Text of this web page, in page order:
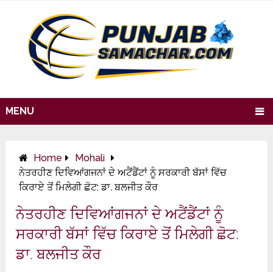
MENU
Home
Mohali
ਨੇਤਰਹੀਣ ਦਿਵਿਆਂਗਜਨਾਂ ਦੇ ਅਟੈਂਡੈਂਟਾਂ ਨੂੰ ਸਰਕਾਰੀ ਬੱਸਾਂ ਵਿੱਚ
ਕਿਰਾਏ ਤੋਂ ਮਿਲੇਗੀ ਛੋਟ: ਡਾ. ਬਲਜੀਤ ਕੌਰ
ਨੇਤਰਹੀਣ ਦਿਵਿਆਂਗਜਨਾਂ ਦੇ ਅਟੈਂਡੈਂਟਾਂ ਨੂੰ
ਸਰਕਾਰੀ ਬੱਸਾਂ ਵਿੱਚ ਕਿਰਾਏ ਤੋਂ ਮਿਲੇਗੀ ਛੋਟ:
ਡਾ. ਬਲਜੀਤ ਕੌਰ